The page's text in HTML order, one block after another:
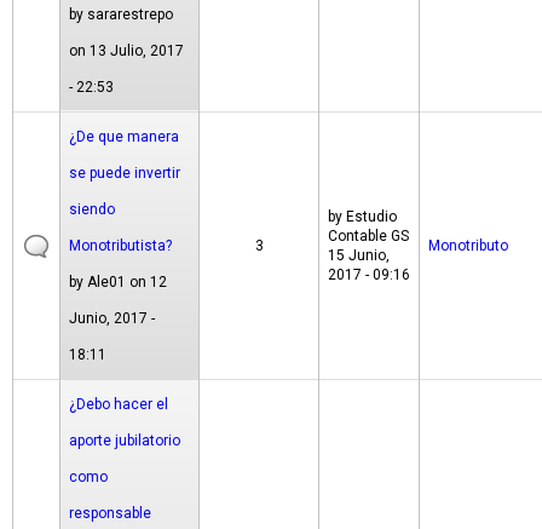
by sararestrepo
on 13 Julio, 2017
- 22:53
¿De que manera
se puede invertir
siendo
Monotributista?
by Ale01 on 12
Junio, 2017 -
18:11
3
by Estudio
Contable GS
15 Junio,
2017 - 09:16
Monotributo
¿Debo hacer el
aporte jubilatorio
como
responsable